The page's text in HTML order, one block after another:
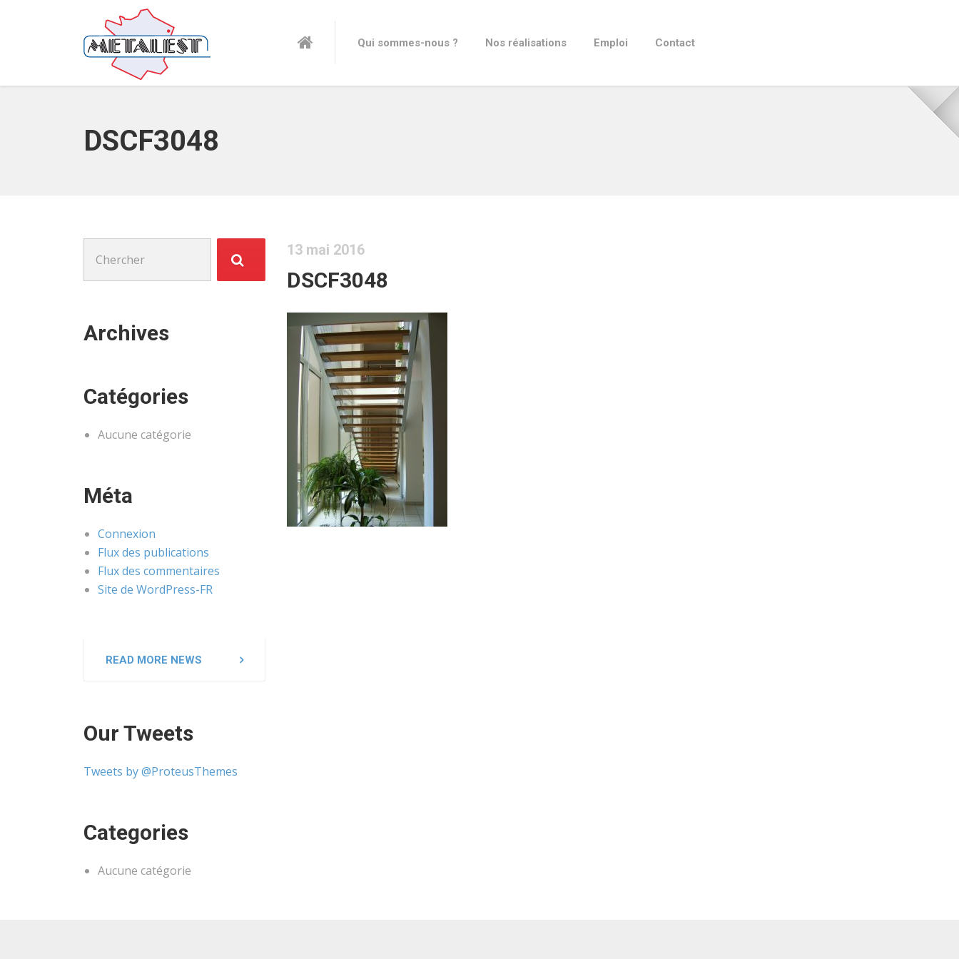
Qui sommes-nous ? Nos réalisations Emploi Contact
DSCF3048
13 mai 2016
DSCF3048
Archives
Catégories
Aucune catégorie
Méta
Connexion
Flux des publications
Flux des commentaires
Site de WordPress-FR
READ MORE NEWS
Our Tweets
Tweets by @ProteusThemes
Categories
Aucune catégorie